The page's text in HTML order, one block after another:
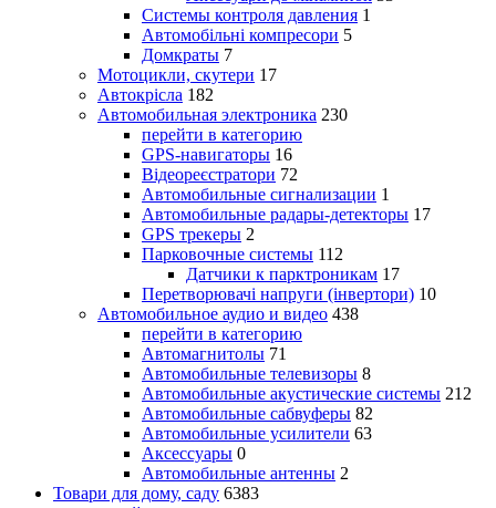
Системы контроля давления 1
Автомобільні компресори 5
Домкраты 7
Мотоцикли, скутери 17
Автокрісла 182
Автомобильная электроника 230
перейти в категорию
GPS-навигаторы 16
Відеореєстратори 72
Автомобильные сигнализации 1
Автомобильные радары-детекторы 17
GPS трекеры 2
Парковочные системы 112
Датчики к парктроникам 17
Перетворювачі напруги (інвертори) 10
Автомобильное аудио и видео 438
перейти в категорию
Автомагнитолы 71
Автомобильные телевизоры 8
Автомобильные акустические системы 212
Автомобильные сабвуферы 82
Автомобильные усилители 63
Аксессуары 0
Автомобильные антенны 2
Товари для дому, саду 6383